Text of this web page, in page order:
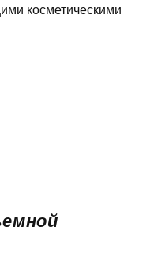
косметическими